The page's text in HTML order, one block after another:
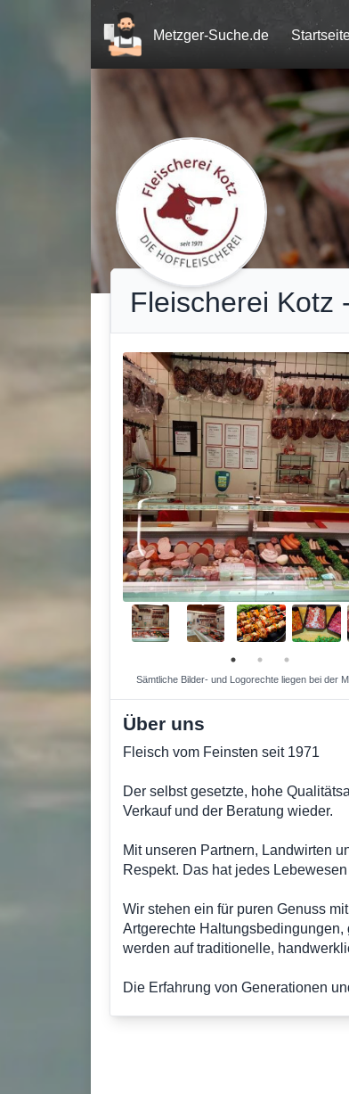
Home
Metzger-Suche.de
Fleischerei Kotz
Sämtliche Bilder- und Logorechte liegen bei der
Über uns
Fleisch vom Feinsten seit 1971
Der selbst gesetzte, hohe
Verkauf und der Beratung wieder.
Mit unseren Partnern, Landwirten
Respekt. Das hat jedes Lebewesen
Wir stehen ein für puren Genuss
Artgerechte
werden auf traditionelle,
Die Erfahrung von Generationen